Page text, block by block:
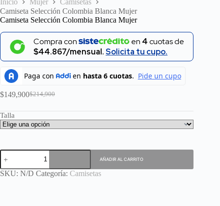
Inicio Mujer
Camisetas
Camiseta Selección Colombia Blanca Mujer
Camiseta Selección Colombia Blanca Mujer
Compra con en 4cuotas de
$44.867/mensual.Solicita tu cupo.
$214,900
El
era:
$149,900El
es:
Talla
Camiseta
Selección
Colombia
Blanca
AÑADIR AL CARRITO
SKU: N/D Categoría: Camisetas